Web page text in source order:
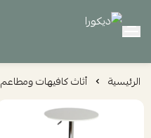
ديكورا
الرئيسية أثاث كافيهات ومطاعم